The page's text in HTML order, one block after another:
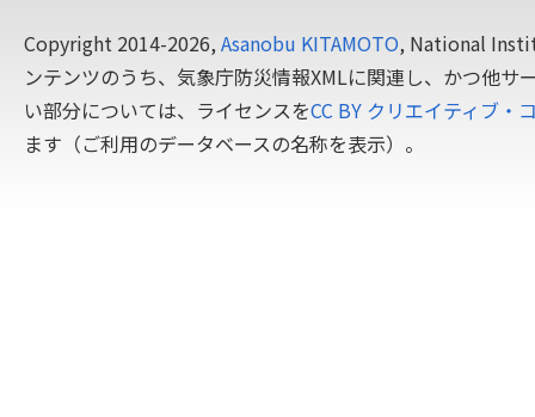
Copyright 2014-2026, Asanobu KITAMOTO, National
ンテンツのうち、気象庁防災情報XMLに関連し、かつ他サ
い部分については、ライセンスをCC BY クリエイティブ・
ます（ご利用のデータベースの名称を表示）。